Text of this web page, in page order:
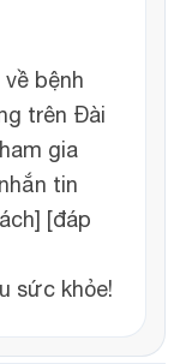
về bệnh
trên Đài
gia
tin
[đáp
sức khỏe!